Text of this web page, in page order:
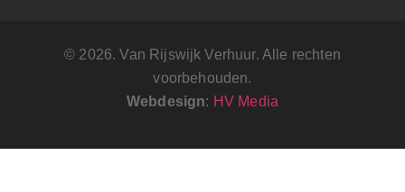
© 2026. Van Rijswijk Verhuur. Alle rechten
voorbehouden.
Webdesign: HV Media